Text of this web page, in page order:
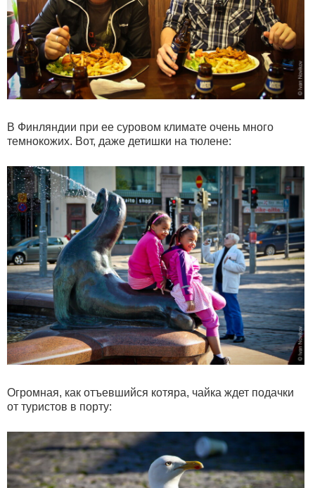
В Финляндии при ее суровом климате очень много
темнокожих. Вот, даже детишки на тюлене:
Огромная, как отъевшийся котяра, чайка ждет подачки
от туристов в порту: